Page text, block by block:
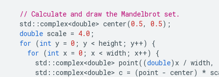
// Calculate and draw the Mandelbrot set.
std ::complex<double> center(0.5, 0.5);
double scale = 4.0 ;
for (int y = 0 ; y < height ; y++)
{
for (int x = 0 ; x < width ; x++)
{
std ::complex<double> point((double) x / width,
std ::complex<double> c = (point - center) *